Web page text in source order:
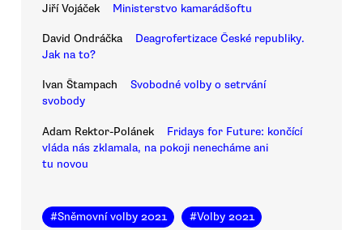
Jiří Vojáček Ministerstvo kamarádšoftu
David Ondráčka
Deagrofertizace České republiky.
Jak na to?
Ivan Štampach
Svobodné volby o setrvání
svobody
Adam Rektor-Polánek
Fridays for Future: končící
vláda nás zklamala, na pokoji nenecháme ani
tu novou
#Sněmovní volby 2021 #Volby 2021